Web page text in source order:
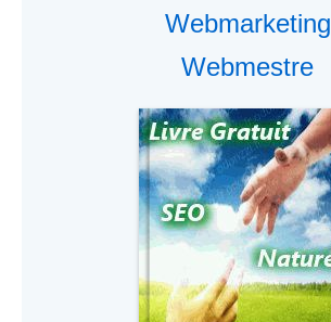
Webmarketing
Webmestre